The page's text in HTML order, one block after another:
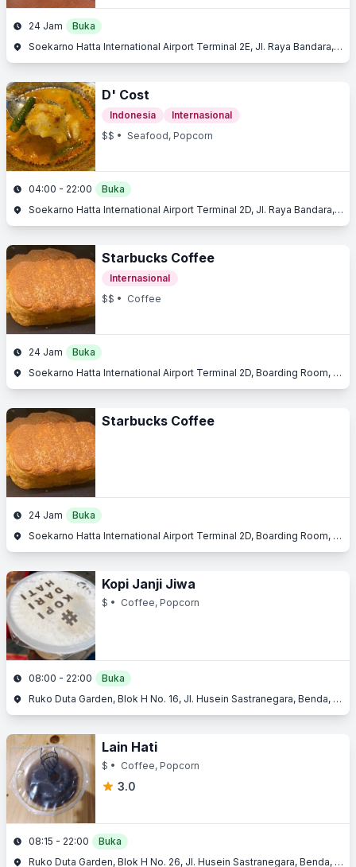
24 Jam
Buka
Soekarno Hatta International Airport Terminal 2E, Jl. Raya Bandara, Benda, Tangerang, Banten
D' Cost
Indonesia
Internasional
$$ • Seafood, Popcorn
04:00 - 22:00
Buka
Soekarno Hatta International Airport Terminal 2D, Jl. Raya Bandara, Benda, Tangerang, Banten
Starbucks Coffee
Internasional
$$ • Coffee
24 Jam
Buka
Soekarno Hatta International Airport Terminal 2D, Boarding Room, Jl. Raya Bandara, Benda, Tangerang, Banten
Starbucks Coffee
24 Jam
Buka
Soekarno Hatta International Airport Terminal 2D, Boarding Room, Jl. Raya Bandara, Benda, Tangerang, Banten
Kopi Janji Jiwa
$ • Coffee, Popcorn
08:00 - 22:00
Buka
Ruko Duta Garden, Blok H No. 16, Jl. Husein Sastranegara, Benda, Tangerang, Banten
Lain Hati
$ • Coffee, Popcorn
3.0
08:15 - 22:00
Buka
Ruko Duta Garden, Blok H No. 26, Jl. Husein Sastranegara, Benda, Tangerang, Banten